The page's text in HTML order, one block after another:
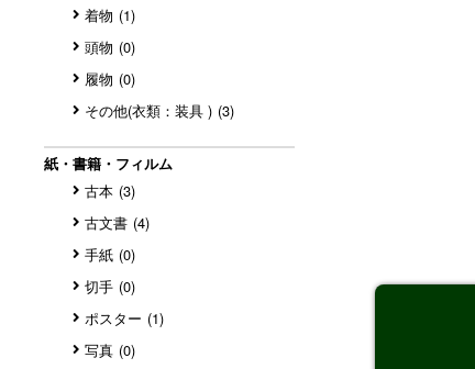
着物 (1)
頭物 (0)
履物 (0)
その他(衣類：装具 ) (3)
紙・書籍・フィルム
古本 (3)
古文書 (4)
手紙 (0)
切手 (0)
ポスター (1)
写真 (0)